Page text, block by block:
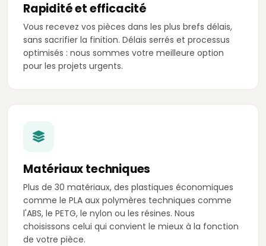
Rapidité et efficacité
Vous recevez vos pièces dans les plus brefs délais,
sans sacrifier la finition. Délais serrés et processus
optimisés : nous sommes votre meilleure option
pour les projets urgents.
Matériaux techniques
Plus de 30 matériaux, des plastiques économiques
comme le PLA aux polymères techniques comme
l'ABS, le PETG, le nylon ou les résines. Nous
choisissons celui qui convient le mieux à la fonction
de votre pièce.